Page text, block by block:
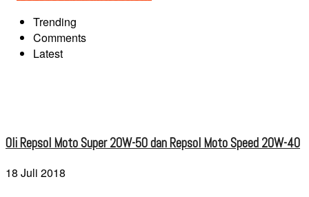
Trending
Comments
Latest
Oli Repsol Moto Super 20W-50 dan Repsol Moto Speed 20W-40
18 Juli 2018